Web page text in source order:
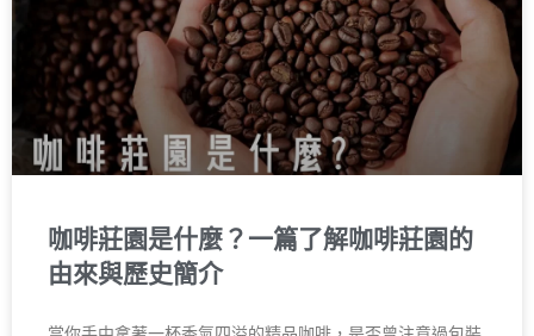
咖啡莊園是什麼？一篇了解咖啡莊園的
由來與歷史簡介